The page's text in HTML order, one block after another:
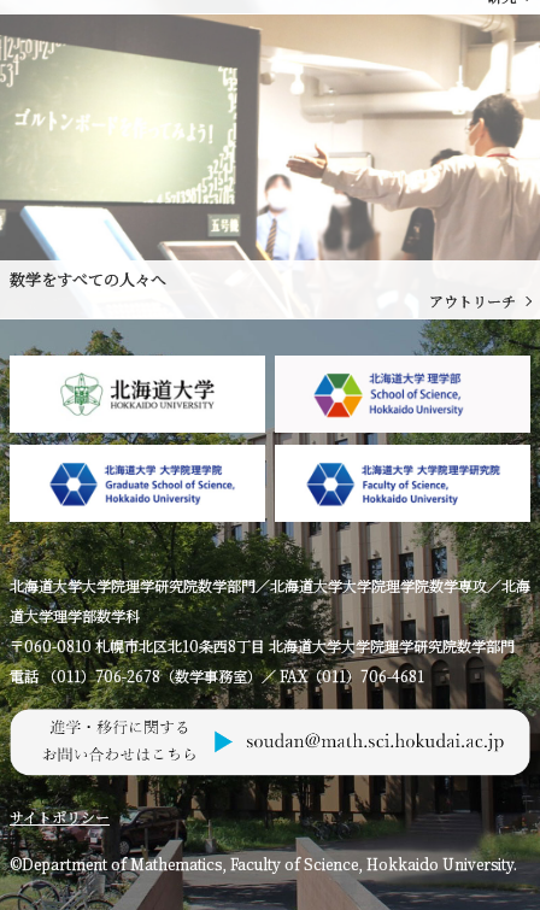
数学をすべての人々へ
アウトリーチ
北海道大学大学院理学研究院数学部門／北海道大学大学院理学院数学専攻／北海
道大学理学部数学科
〒060-0810 札幌市北区北10条西8丁目 北海道大学大学院理学研究院数学部門
電話 （011）706-2678（数学事務室）／ FAX（011）706-4681
サイトポリシー
©Department of Mathematics, Faculty of Science, Hokkaido University.